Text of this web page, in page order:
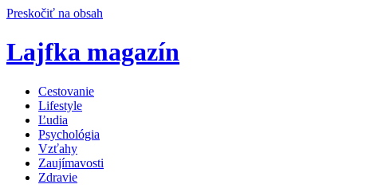
Preskočiť na obsah
Lajfka magazín
Cestovanie
Lifestyle
Ľudia
Psychológia
Vzťahy
Zaujímavosti
Zdravie